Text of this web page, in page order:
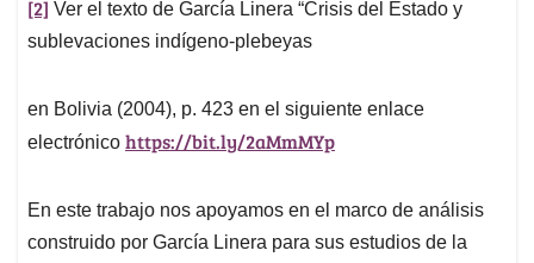
[2] Ver el texto de García Linera “Crisis del Estado y
sublevaciones indígeno-plebeyas
en Bolivia (2004), p. 423 en el siguiente enlace
electrónico https://bit.ly/2aMmMYp
En este trabajo nos apoyamos en el marco de análisis
construido por García Linera para sus estudios de la